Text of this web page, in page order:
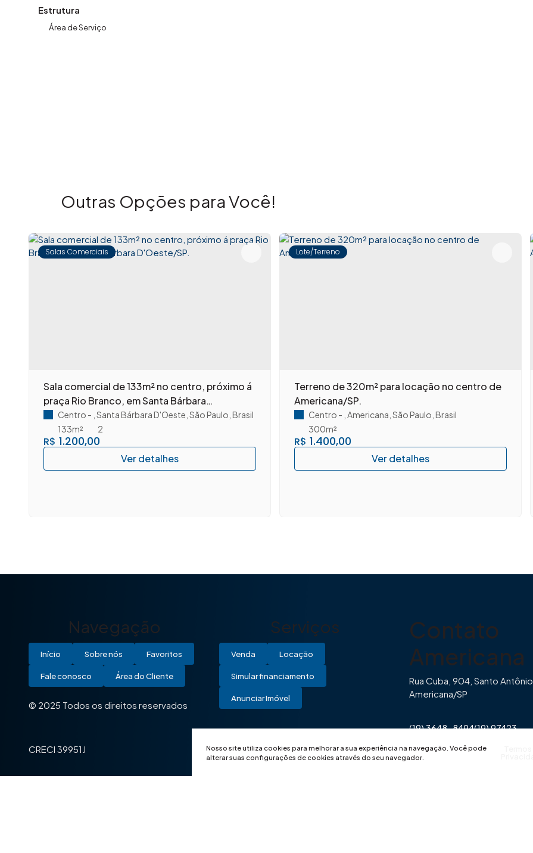
Nosso site utiliza cookies para melhorar a sua experiência na navegação. Você pode
alterar suas configurações de cookies através do seu navegador.
Estrutura
Área de Serviço
Outras Opções para Você!
Salas Comerciais
Sala comercial de 133m² no centro, próximo á
praça Rio Branco, em Santa Bárbara
D'Oeste/SP.
R$ 1.200,00
Centro ,Santa Bárbara D'Oeste ,São Paulo ,Brasil
2
133m²
Lote/Terreno
Terreno de 320m² para locação no centro de
Americana/SP.
R$ 1.400,00
Centro Americana São Paulo Brasil
300m²
Navegação
Início Sobre nós Favoritos
Fale conosco Área do Cliente
© 2025 Todos os direitos reservados
CRECI 39951J
Serviços
Venda Locação
Simular financiamento
Anunciar Imóvel
Contato
Americana
Rua Cuba, 904, Santo Antônio.
Americana/SP
(19) 3648-8494(19) 97423-